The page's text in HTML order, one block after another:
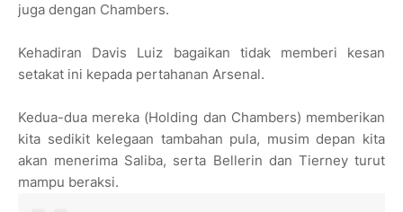
juga dengan Chambers.
Kehadiran Davis Luiz bagaikan tidak memberi kesan
setakat ini kepada pertahanan Arsenal.
Kedua-dua mereka (Holding dan Chambers) memberikan
kita sedikit kelegaan tambahan pula, musim depan kita
akan menerima Saliba, serta Bellerin dan Tierney turut
mampu beraksi.